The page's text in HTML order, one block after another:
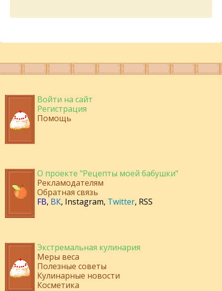
Войти на сайт
Регистрация
Помощь
О проекте "Рецепты моей бабушки"
Рекламодателям
Обратная связь
FB, ВК, Instagram, Twitter, RSS
Экстремальная кулинария
Меры веса
Полезные советы
Кулинарные новости
Косметика